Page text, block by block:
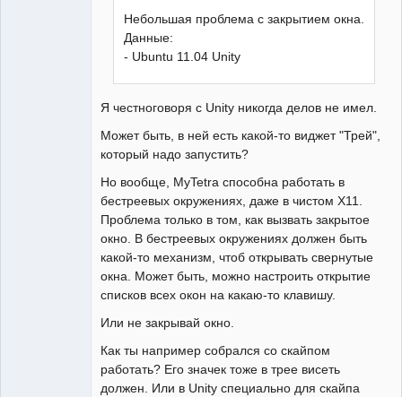
Небольшая проблема с закрытием окна.
Данные:
- Ubuntu 11.04 Unity
Я честноговоря с Unity никогда делов не имел.
Может быть, в ней есть какой-то виджет "Трей",
который надо запустить?
Но вообще, MyTetra способна работать в
бестреевых окружениях, даже в чистом X11.
Проблема только в том, как вызвать закрытое
окно. В бестреевых окружениях должен быть
какой-то механизм, чтоб открывать свернутые
окна. Может быть, можно настроить открытие
списков всех окон на какаю-то клавишу.
Или не закрывай окно.
Как ты например собрался со скайпом
работать? Его значек тоже в трее висеть
должен. Или в Unity специально для скайпа